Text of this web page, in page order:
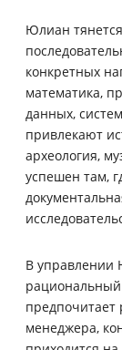
Юлиан
конкретных
математика,
данных,
привлекают
археология,
успешен там,
В управлении
рациональный
предпочитает
менеджера,